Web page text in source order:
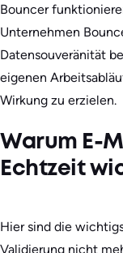
Bouncer
Unternehmen
Datensouveränität
eigenen
Wirkung zu erzielen.
Warum E-
Echtzeit
Hier sind die
Validierung nicht